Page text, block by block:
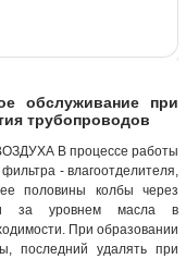
обслуживание при
трубопроводов
В процессе работы
- влагоотделителя,
половины колбы через
уровнем масла в
При образовании
последний удалять при